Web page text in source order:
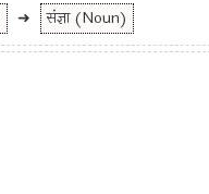
➜ संज्ञा (Noun)